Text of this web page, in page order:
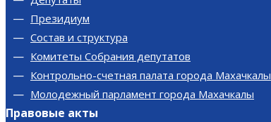
Президиум
Состав и структура
Комитеты Собрания депутатов
Контрольно-счетная палата города Махачкалы
Молодежный парламент города Махачкалы
Правовые акты